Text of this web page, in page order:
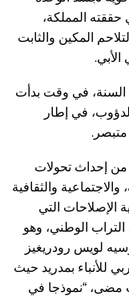
حققته المملكة،
المكين والثابت
.
السنة، في وقت بدأت
من العمل الدؤوب، في إطار
.
إحداث تحولات
والثقافية
الإصلاحات التي
الوطني، وهو
لويس رودريغيز
للأنباء بمدريد حيث
مضى، “نموذجا في